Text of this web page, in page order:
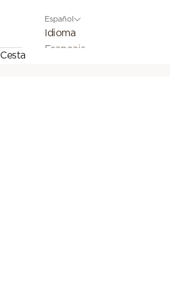
Español
Idioma
Français
Cesta